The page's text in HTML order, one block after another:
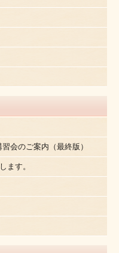
会のご案内（最終版）
ます。